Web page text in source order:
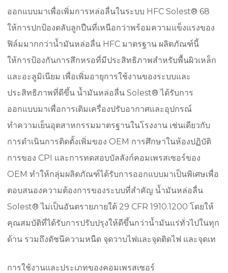
ออกแบบมาเพื่อเพิ่มการหล่อลื่นในระบบ HFC Solest® 68
ให้การปกป้องตลับลูกปืนที่เหนือกว่าพร้อมความแข็งแรงของ
ฟิล์มมากกว่าน้ำมันหล่อลื่น HFC มาตรฐาน ผลิตภัณฑ์นี้
ให้การป้องกันการสึกหรอที่มีประสิทธิภาพสำหรับพื้นผิวเหล็ก
และอะลูมิเนียม เพื่อเพิ่มอายุการใช้งานของระบบและ
ประสิทธิภาพที่ดีขึ้น น้ำมันหล่อลื่น Solest® ได้รับการ
ออกแบบมาเพื่อการเติมเครื่องปรับอากาศและอุปกรณ์
ทำความเย็นอุตสาหกรรมมาตรฐานในโรงงาน เช่นเดียวกับ
การดำเนินการติดตั้งเพิ่มของ OEM การศึกษาในห้องปฏิบัติ
การของ CPI และการทดสอบบัลลังก์คอมเพรสเซอร์ของ
OEM ทำให้กลุ่มผลิตภัณฑ์ได้รับการออกแบบมาเป็นพิเศษเพื่อ
ตอบสนองความต้องการของระบบที่สำคัญ น้ำมันหล่อลื่น
Solest® ไม่เป็นอันตรายภายใต้ 29 CFR 1910.1200 โดยให้
คุณสมบัติที่ได้รับการปรับปรุงให้ดีขึ้นกว่าน้ำมันแร่ทั่วไปในทุก
ด้าน รวมถึงดัชนีความหนืด จุดวาบไฟและจุดติดไฟ และจุดเท
การใช้งานและประเภทของคอมเพรสเซอร์